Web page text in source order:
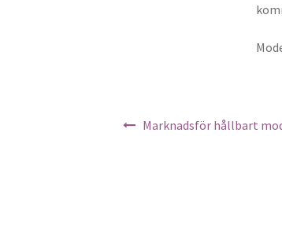
Marknadsför hållbart